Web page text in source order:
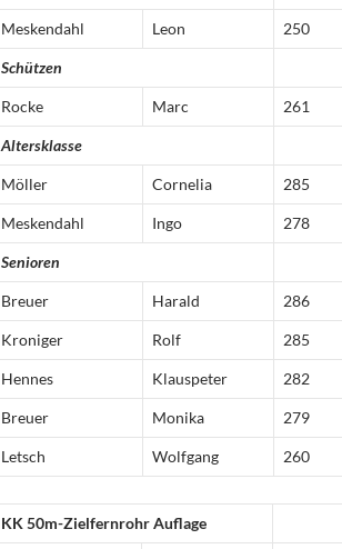
Meskendahl Leon 250
Schützen
Rocke Marc 261
Altersklasse
Möller Cornelia 285
Meskendahl Ingo 278
Senioren
Breuer Harald 286
Kroniger Rolf 285
Hennes Klauspeter 282
Breuer Monika 279
Letsch Wolfgang 260
KK 50m-Zielfernrohr Auflage